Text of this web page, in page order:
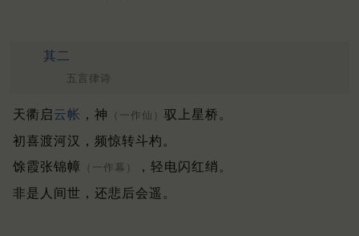
其二
五言律诗
天衢启云帐 ，神 （一作仙） 驭上星桥。
初喜渡河汉，频惊转斗杓。
馀霞张锦幛
（一作幕）
，轻电闪红绡。
非是人间世，还悲后会遥。